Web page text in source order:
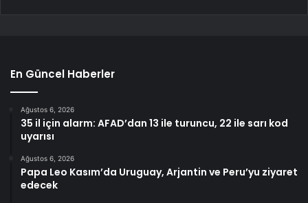
En Güncel Haberler
Ağustos 6, 2026
35 il için alarm: AFAD’dan 13 ile turuncu, 22 ile sarı kod
uyarısı
Ağustos 6, 2026
Papa Leo Kasım’da Uruguay, Arjantin ve Peru’yu ziyaret
edecek